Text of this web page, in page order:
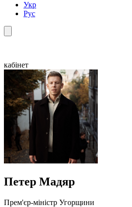
Укр
Рус
кабінет
Петер Мадяр
Прем'єр-міністр Угорщини